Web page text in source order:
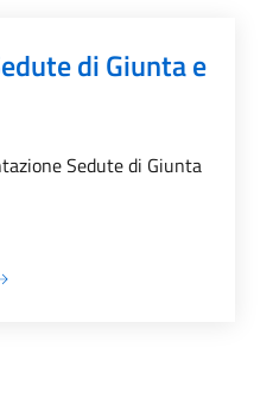
di Giunta e
Sedute di Giunta
CONSULTAZIONE